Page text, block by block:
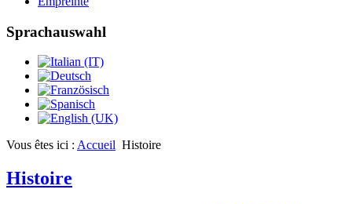
Sprachauswahl
Vous êtes ici : Accueil Histoire
Histoire